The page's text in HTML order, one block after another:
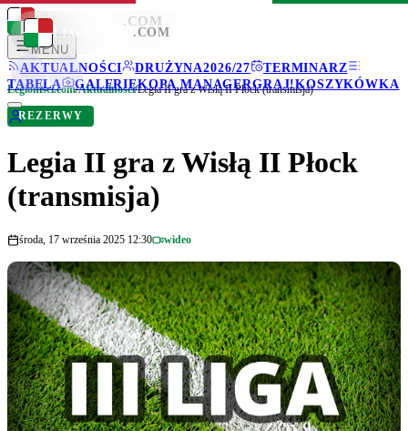
LEGIONISCI .COM
MENU
AKTUALNOŚCI
DRUŻYNA2026/27
TERMINARZ
TABELA
GALERIEKOPA MANAGERGRAJ!KOSZYKÓWKA
LEGIONISCI .COM
Legionisci.com/Aktualności/Legia II gra z Wisłą II Płock (transmisja)
REZERWY
Legia II gra z Wisłą II Płock
(transmisja)
środa, 17 września 2025 12:30 wideo